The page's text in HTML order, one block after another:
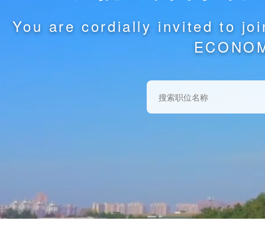
You are cordially invited to